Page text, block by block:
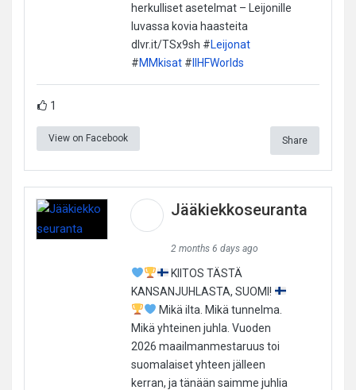
herkulliset asetelmat – Leijonille
luvassa kovia haasteita
dlvr.it/TSx9sh #Leijonat
#MMkisat#IIHFWorlds
1
View on Facebook Share
Jääkiekkoseuranta
2 months 6 days ago
KIITOS TÄSTÄ
KANSANJUHLASTA, SUOMI!
Mikä ilta. Mikä tunnelma.
Mikä yhteinen juhla. Vuoden
2026 maailmanmestaruus toi
suomalaiset yhteen jälleen
kerran, ja tänään saimme juhlia